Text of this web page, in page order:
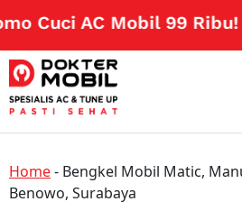
Cuci AC Mobil 99 Ribu!
Home- Bengkel Mobil Matic,
Benowo, Surabaya